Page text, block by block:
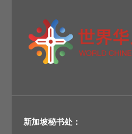
新加坡秘书处：